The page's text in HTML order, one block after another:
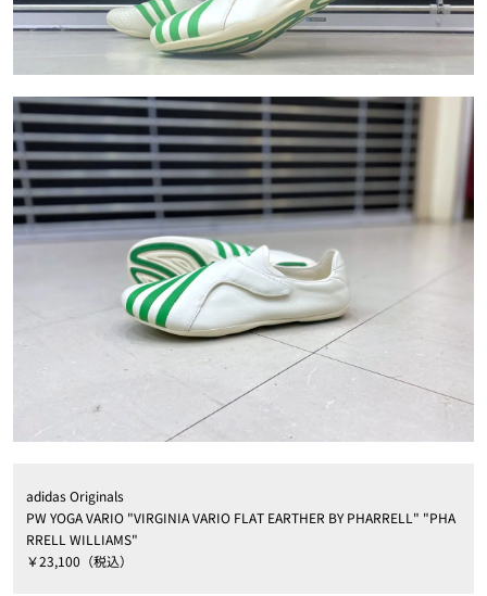
adidas Originals
PW YOGA VARIO "VIRGINIA VARIO FLAT EARTHER BY PHARRELL" "PHA
RRELL WILLIAMS"
￥23,100（税込）